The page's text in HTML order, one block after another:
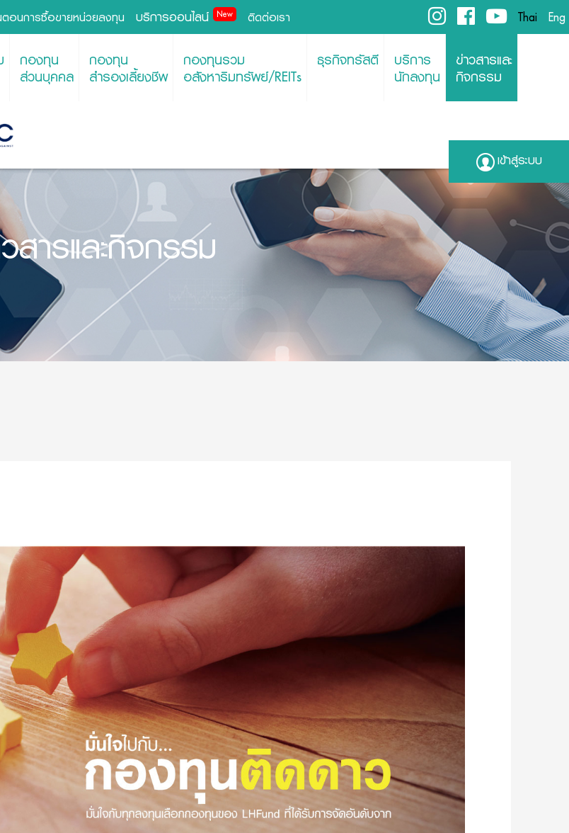
อนการซื้อขายหน่วยลงทุน บริการออนไลน์ New ติดต่อเรา Thai Eng
กองทุน
ส่วนบุคคล
กองทุน
สำรองเลี้ยงชีพ
กองทุนรวม
อสังหาริมทรัพย์/REITs
ธุรกิจทรัสตี บริการ
นักลงทุน
ข่าวสารและ
กิจกรรม
เข้าสู่ระบบ
สารและกิจกรรม